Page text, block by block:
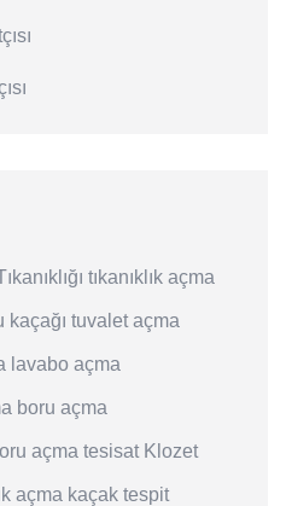
tıkanıklık açma
kaçağı tuvalet açma
lavabo açma
boru açma
açma tesisat Klozet
açma kaçak tespit